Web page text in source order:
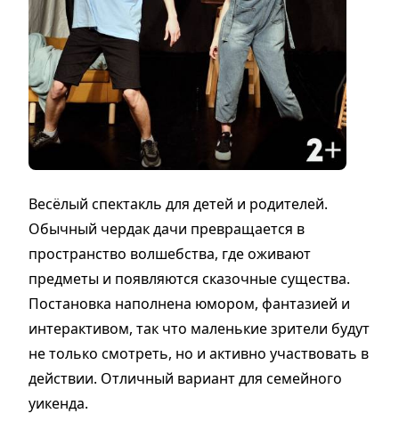
Весёлый спектакль для детей и родителей.
Обычный чердак дачи превращается в
пространство волшебства, где оживают
предметы и появляются сказочные существа.
Постановка наполнена юмором, фантазией и
интерактивом, так что маленькие зрители будут
не только смотреть, но и активно участвовать в
действии. Отличный вариант для семейного
уикенда.